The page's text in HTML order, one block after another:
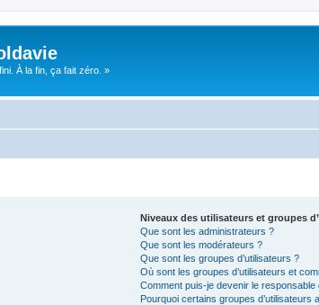
À la fin, ça fait zéro. »
Niveaux des utilisateurs et groupes
Que sont les administrateurs ?
Que sont les modérateurs ?
Que sont les groupes d’utilisateurs ?
Où sont les groupes d’utilisateurs et
Comment puis-je devenir le responsable
Pourquoi certains groupes